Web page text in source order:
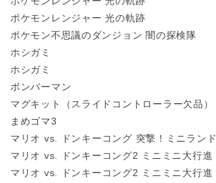
ポケモンレンジャー 光の軌跡
ポケモン不思議のダンジョン 闇の探検隊
ホシガミ
ホシガミ
ボンバーマン
マグキット（スライドコントローラー欠品）
まめゴマ3
マリオ vs. ドンキーコング 突撃！ミニランド
マリオ vs. ドンキーコング2 ミニミニ大行進
マリオ vs. ドンキーコング2 ミニミニ大行進